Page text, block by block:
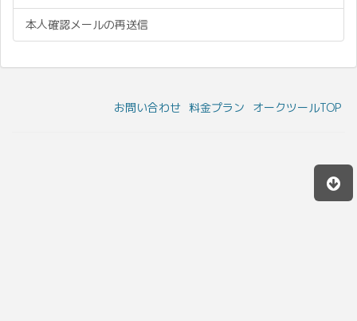
本人確認メールの再送信
お問い合わせ 料金プラン オークツールTOP